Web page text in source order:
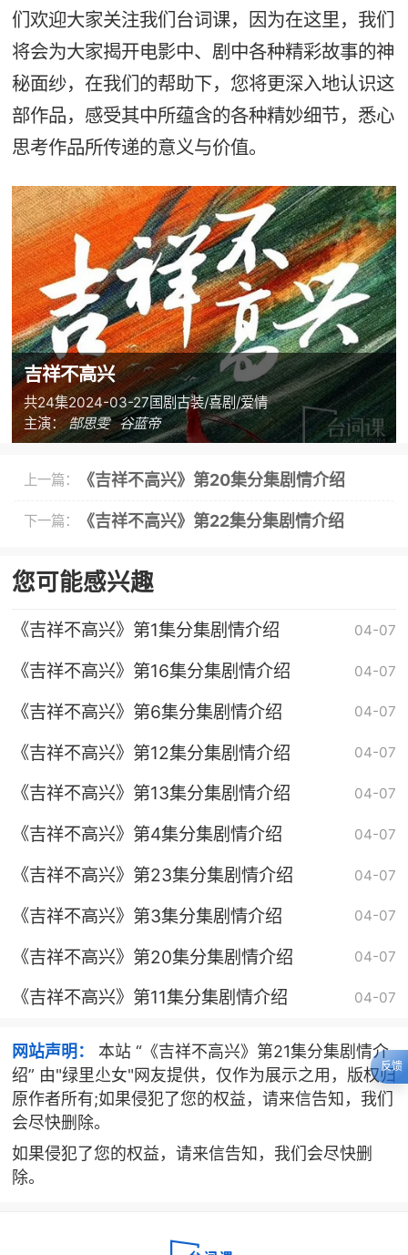
们欢迎大家关注我们台词课，因为在这里，我们
将会为大家揭开电影中、剧中各种精彩故事的神
秘面纱，在我们的帮助下，您将更深入地认识这
部作品，感受其中所蕴含的各种精妙细节，悉心
思考作品所传递的意义与价值。
吉祥不高兴
共24集2024-03-27国剧古装/喜剧/爱情
主演：郜思雯 谷蓝帝
上一篇： 《吉祥不高兴》第20集分集剧情介绍
下一篇： 《吉祥不高兴》第22集分集剧情介绍
您可能感兴趣
《吉祥不高兴》第1集分集剧情介绍 04-07
《吉祥不高兴》第16集分集剧情介绍 04-07
《吉祥不高兴》第6集分集剧情介绍 04-07
《吉祥不高兴》第12集分集剧情介绍 04-07
《吉祥不高兴》第13集分集剧情介绍 04-07
《吉祥不高兴》第4集分集剧情介绍 04-07
《吉祥不高兴》第23集分集剧情介绍 04-07
《吉祥不高兴》第3集分集剧情介绍 04-07
《吉祥不高兴》第20集分集剧情介绍 04-07
《吉祥不高兴》第11集分集剧情介绍 04-07
网站声明：
本站 “《吉祥不高兴》第21集分集剧情介
绍” 由"绿里尐女"网友提供，仅作为展示之用，版权归
原作者所有;如果侵犯了您的权益，请来信告知，我们
会尽快删除。
如果侵犯了您的权益，请来信告知，我们会尽快删
除。
反馈